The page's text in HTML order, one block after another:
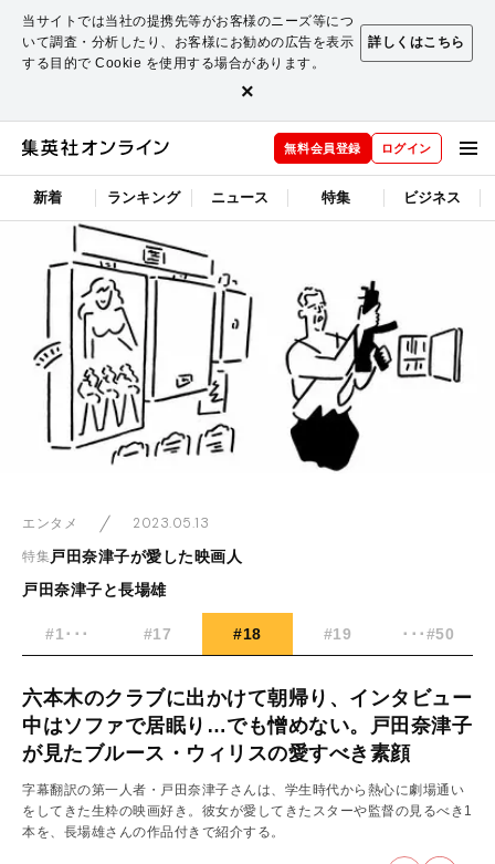
当サイトでは当社の提携先等がお客様のニーズ等につ
いて調査・分析したり、お客様にお勧めの広告を表示
する目的で Cookie を使用する場合があります。
詳しくはこちら
×
無料会員登録 ログイン
新着 ランキング ニュース 特集 ビジネス
エンタメ 2023.05.13
特集戸田奈津子が愛した映画人
戸田奈津子と長場雄
#1･･･ #17 #18 #19 ･･･#50
六本木のクラブに出かけて朝帰り、インタビュー
中はソファで居眠り…でも憎めない。戸田奈津子
が見たブルース・ウィリスの愛すべき素顔
字幕翻訳の第一人者・戸田奈津子さんは、学生時代から熱心に劇場通い
をしてきた生粋の映画好き。彼女が愛してきたスターや監督の見るべき1
本を、長場雄さんの作品付きで紹介する。